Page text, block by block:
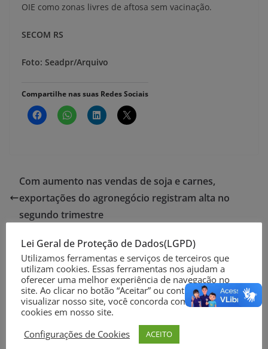
OIE como zonas livres de aftosa sem vacinação.
SECOM RS
Foto: Seadpr/Arquivo
Compartilhe nas suas Redes Sociais
Com aumento nas vendas de soja e carnes,
exportações do agronegócio registram alta no
segundo trimestre
valor de R$ 552 milhões
Deixe um comentário
O seu endereço de e-mail não será publicado.
obrigatórios são marcados com*
Lei Geral de Proteção de Dados(LGPD)
Utilizamos ferramentas e serviços de terceiros que
utilizam cookies. Essas ferramentas nos ajudam a
oferecer uma melhor experiência de navegação no
site. Ao clicar no botão “Aceitar” ou continuar a
visualizar nosso site, você concorda com o uso de
cookies em nosso site.
Configurações de Cookies
ACEITO